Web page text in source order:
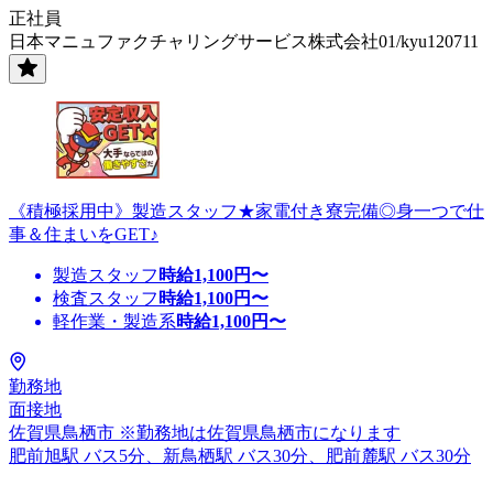
正社員
日本マニュファクチャリングサービス株式会社01/kyu120711
《積極採用中》製造スタッフ★家電付き寮完備◎身一つで仕
事＆住まいをGET♪
製造スタッフ 時給1,100円〜
検査スタッフ 時給1,100円〜
軽作業・製造系時給1,100円〜
勤務地
面接地
佐賀県鳥栖市 ※勤務地は佐賀県鳥栖市になります
肥前旭駅 バス5分、新鳥栖駅 バス30分、肥前麓駅 バス30分